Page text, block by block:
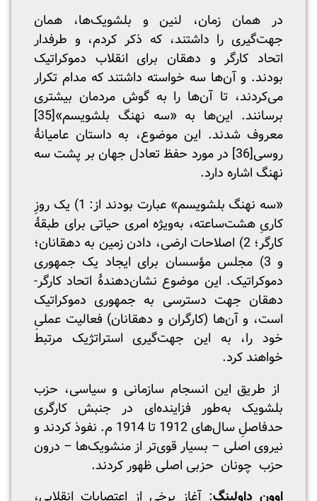
در همان زمان، لنین و بلشویک‌ها، همان
جهت‌گیری را داشتند، که ذکر کردم، و طرفدار
اتحاد کارگر و دهقان برای انقلاب دموکراتیک
بودند. و آن‌ها سه خواسته داشتند که مدام تکرار
می‌کردند، تا آن‌ها را به گوش مردمان بیشتری
برسانند. این‌ها به «سه نهنگ بلشویسم»[35]
معروف شدند. این موضوع، به داستان عامیانۀ
روسی[36]
در مورد حفظ تعادل جهان بر پشت سه
نهنگ اشاره دارد.
«سه نهنگ بلشویسم» عبارت بودند از: 1) یک روزِ
کاریِ هشت‌ساعته، به‌ویژه امری حیاتی برای طبقۀ
کارگر؛ 2) اصلاحات ارضی، دادن زمین به دهقانان؛
و 3) مجلس مؤسسان برای ایجاد یک جمهوری
دموکراتیک. این موضوع نشان‌دهندۀ اتحاد کارگر-
دهقان جهت دسترسی به جمهوری دموکراتیک
است، و آن‌ها (کارگران و دهقانان) فعالیت عملیِ
خود را، به این جهت‌گیری استراتژیک مرتبط
خواهند کرد.
از طریق این انسجام سازمانی و سیاسی، حزب
بلشویک به‌طور فزاینده‌ای در جنبش کارگری
حدفاصلِ سال‌های 1912 تا 1914 م. نفوذ کردند و
نیروی اصلی – بسیار قوی‌تر از منشویک‌ها – درون
حزب چونان حزبی اصلی ظهور کردند.